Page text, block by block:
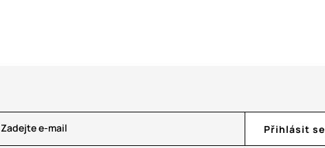
Zadejte e-mail Přihlásit se